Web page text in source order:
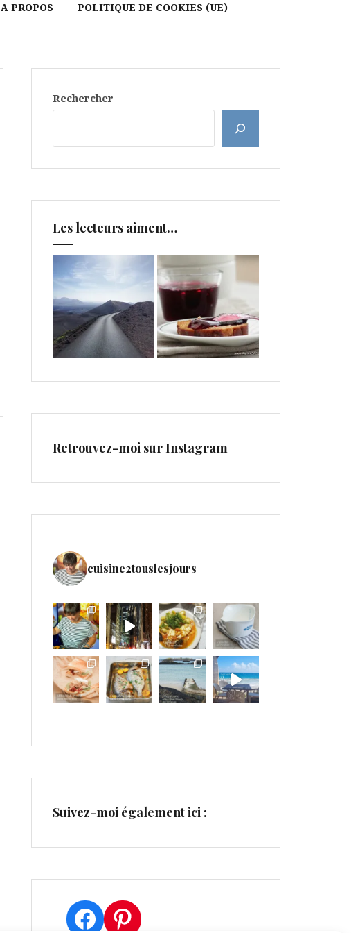
A PROPOS POLITIQUE DE COOKIES (UE)
Rechercher
Les lecteurs aiment…
Retrouvez-moi sur Instagram
cuisine2touslesjours
Suivez-moi également ici :
Facebook
Pinterest